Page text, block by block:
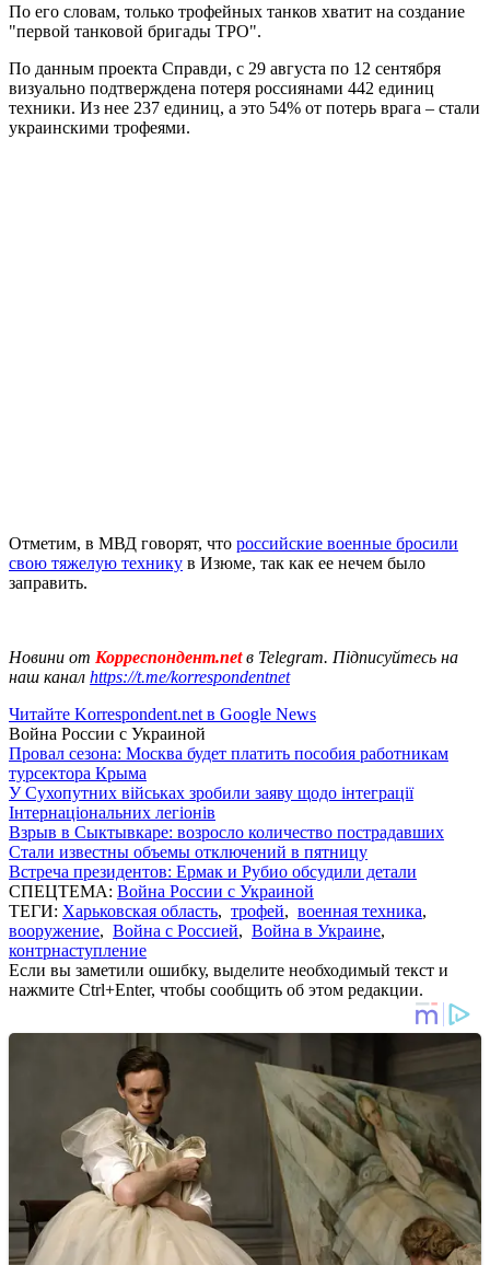
По его словам, только трофейных танков хватит на создание
"первой танковой бригады ТРО".
По данным проекта Справди, с 29 августа по 12 сентября
визуально подтверждена потеря россиянами 442 единиц
техники. Из нее 237 единиц, а это 54% от потерь врага – стали
украинскими трофеями.
Отметим, в МВД говорят, что российские военные бросили
свою тяжелую технику в Изюме, так как ее нечем было
заправить.
Новини от Корреспондент.netв Telegram. Підписуйтесь на
наш канал https://t.me/korrespondentnet
Читайте Korrespondent.net в Google News
Война России с Украиной
Провал сезона: Москва будет платить пособия работникам
турсектора Крыма
У Сухопутних військах зробили заяву щодо інтеграції
Інтернаціональних легіонів
Взрыв в Сыктывкаре: возросло количество пострадавших
Стали известны объемы отключений в пятницу
Встреча президентов: Ермак и Рубио обсудили детали
СПЕЦТЕМА: Война России с Украиной
ТЕГИ: Харьковская область, трофей, военная техника,
вооружение, Война с Россией, Война в Украине,
контрнаступление
Если вы заметили ошибку, выделите необходимый текст и
нажмите Ctrl+Enter, чтобы сообщить об этом редакции.